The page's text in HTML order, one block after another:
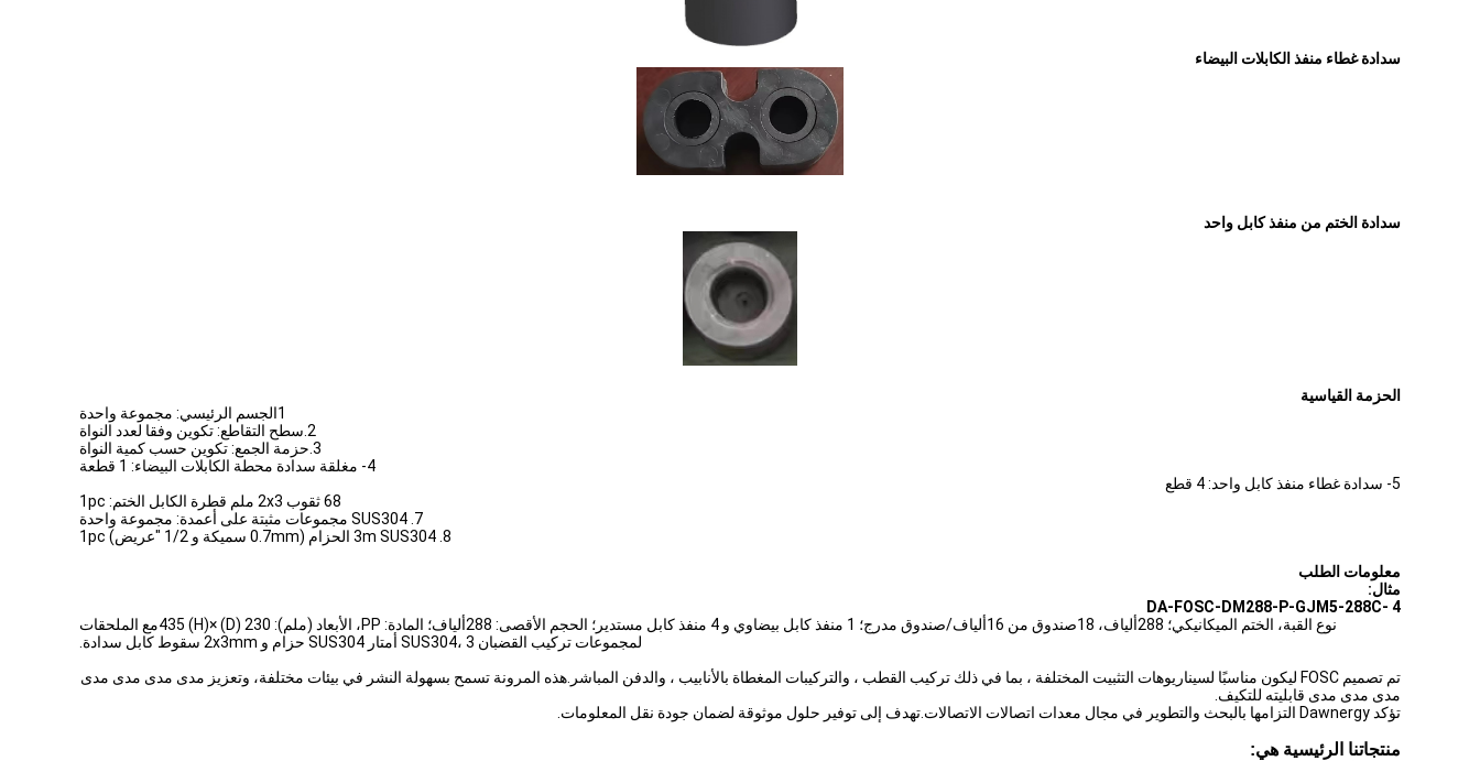
سدادة غطاء منفذ الكابلات البيضاء
سدادة الختم من منفذ كابل واحد
الحزمة القياسية
1الجسم الرئيسي: مجموعة واحدة
2.سطح التقاطع: تكوين وفقا لعدد النواة
3.حزمة الجمع: تكوين حسب كمية النواة
4- مغلقة سدادة محطة الكابلات البيضاء: 1 قطعة
5- سدادة غطاء منفذ كابل واحد: 4 قطع
68 ثقوب 2x3 ملم قطرة الكابل الختم: 1pc
7. SUS304 مجموعات مثبتة على أعمدة: مجموعة واحدة
8. 3m SUS304 الحزام (0.7mm سميكة و 1/2 "عريض) 1pc
معلومات الطلب
مثال:
DA-FOSC-DM288-P-GJM5-288C- 4
نوع القبة، الختم الميكانيكي؛ 288ألياف، 18صندوق من 16ألياف/صندوق مدرج؛ 1 منفذ كابل بيضاوي و 4 منفذ كابل مستدير؛ الحجم الأقصى: 288ألياف؛ المادة: PP، الأبعاد (ملم): 230 (D) ×435 (H)مع الملحقات
لمجموعات تركيب القضبان SUS304، 3 أمتار SUS304 حزام و 2x3mm سقوط كابل سدادة.
تم تصميم FOSC ليكون مناسبًا لسيناريوهات التثبيت المختلفة ، بما في ذلك تركيب القطب ، والتركيبات المغطاة بالأنابيب ، والدفن المباشر.هذه المرونة تسمح بسهولة النشر في بيئات مختلفة، وتعزيز مدى مدى مدى مدى
مدى مدى مدى قابليته للتكيف.
تؤكد Dawnergy التزامها بالبحث والتطوير في مجال معدات اتصالات الاتصالات.تهدف إلى توفير حلول موثوقة لضمان جودة نقل المعلومات.
منتجاتنا الرئيسية هي: